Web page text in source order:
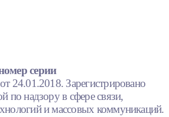
серии
Зарегистрировано
по надзору в сфере связи,
и массовых коммуникаций.